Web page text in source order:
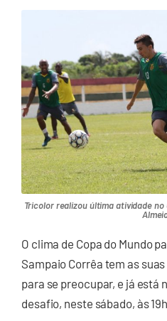
Tricolor realizou última atividade
O clima de Copa do Mundo
Sampaio Corrêa tem as
para se preocupar, e já está
desafio, neste sábado, às